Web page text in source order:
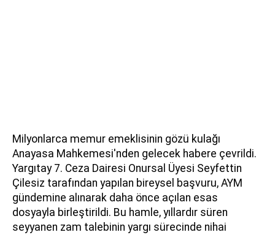
Milyonlarca memur emeklisinin gözü kulağı
Anayasa Mahkemesi'nden gelecek habere çevrildi.
Yargıtay 7. Ceza Dairesi Onursal Üyesi Seyfettin
Çilesiz tarafından yapılan bireysel başvuru, AYM
gündemine alınarak daha önce açılan esas
dosyayla birleştirildi. Bu hamle, yıllardır süren
seyyanen zam talebinin yargı sürecinde nihai